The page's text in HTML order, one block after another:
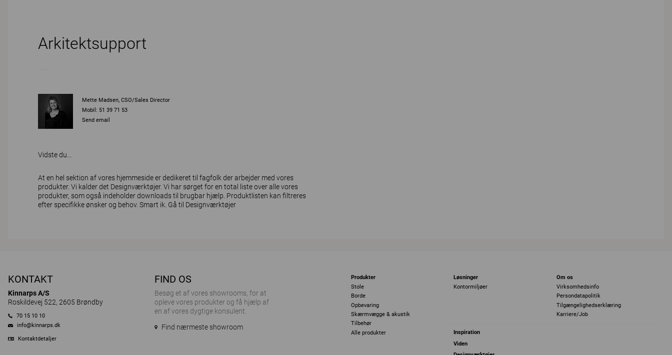
Arkitektsupport
Mette Madsen, CSO/Sales Director
Mobil: 51 39 71 53
Send email
Vidste du...
At en hel sektion af vores hjemmeside er dedikeret til fagfolk der arbejder med vores
produkter. Vi kalder det Designværktøjer. Vi har sørget for en total liste over alle vores
produkter, som også indeholder downloads til brugbar hjælp. Produktlisten kan filtreres
efter specifikke ønsker og behov. Smart ik. Gå til Designværktøjer
KONTAKT
Kinnarps A/S
Roskildevej 522, 2605 Brøndby
70 15 10 10
info@kinnarps.dk
Kontaktdetaljer
FIND OS
Besøg et af ​​vores showrooms, for at
opleve vores produkter og få hjælp af
en af vores dygtige konsulent.
Find nærmeste showroom
Produkter
Stole
Borde
Opbevaring
Skærmvægge & akustik
Tilbehør
Alle produkter
Løsninger
Kontormiljøer
Om os
Virksomhedsinfo
Persondatapolitik
Tilgængelighedserklæring
Karriere/Job
Inspiration
Viden